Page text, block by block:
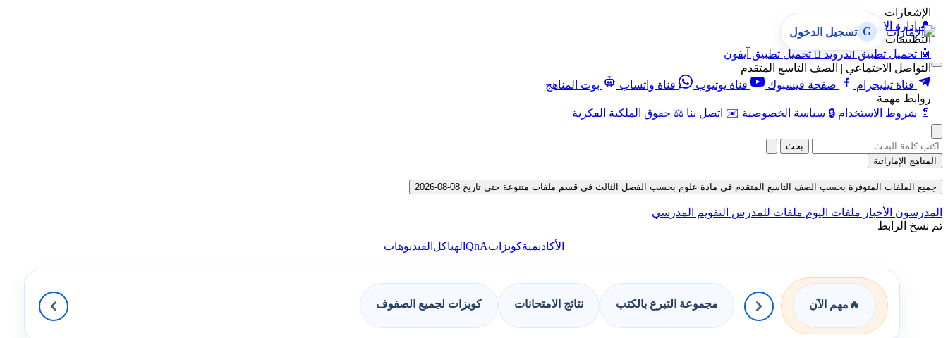
الإشعارات
🔔 إدارة الإشعارات
التطبيقات
🤖 تحميل تطبيق أندرويد  تحميل تطبيق آيفون
التواصل الاجتماعي | الصف التاسع المتقدم
قناة تيليجرام
صفحة فيسبوك قناة يوتيوب قناة واتساب
بوت المناهج
روابط مهمة
📄 شروط الاستخدام 🔒 سياسة الخصوصية ✉️ اتصل بنا ⚖️ حقوق الملكية الفكرية
G تسجيل الدخول
بحث
المناهج الإماراتية
جميع الملفات المتوفرة بحسب الصف التاسع المتقدم في مادة علوم بحسب الفصل الثالث في قسم ملفات متنوعة حتى تاريخ 08-08-2026
المدرسون الأخبار ملفات اليوم ملفات للمدرس التقويم المدرسي
تم نسخ الرابط
الأكاديميةكويزاتQnA الهياكل الفيديوهات
🔥 مهم الآن مجموعة التبرع بالكتب نتائج الامتحانات كويزات لجميع الصفوف